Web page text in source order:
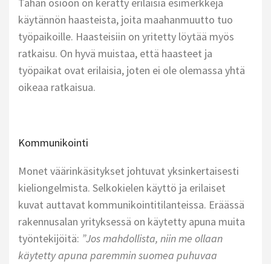
käytännön haasteista, joita maahanmuutto tuo
työpaikoille. Haasteisiin on yritetty löytää myös
ratkaisu. On hyvä muistaa, että haasteet ja
työpaikat ovat erilaisia, joten ei ole olemassa yhtä
oikeaa ratkaisua.
Kommunikointi
Monet väärinkäsitykset johtuvat yksinkertaisesti
kieliongelmista. Selkokielen käyttö ja erilaiset
kuvat auttavat kommunikointitilanteissa. Eräässä
rakennusalan yrityksessä on käytetty apuna muita
työntekijöitä: ”Jos mahdollista, niin me ollaan
käytetty apuna paremmin suomea puhuvaa